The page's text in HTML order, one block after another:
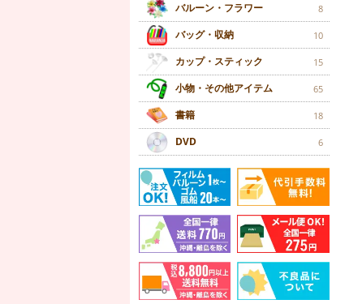
バルーン・フラワー 8
バッグ・収納 10
カップ・スティック 15
小物・その他アイテム 65
書籍 18
DVD 6